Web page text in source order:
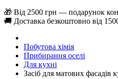
🎁 Від 2500 грн — подарунок
🚚 Доставка безкоштовно від
Побутова хімія
Прибирання оселі
Для кухні
Засіб для матових фасадів